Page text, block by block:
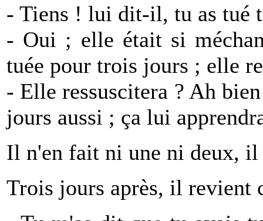
- Tiens ! lui dit-il, tu as tué
- Oui ; elle était si
tuée pour trois jours ; elle
- Elle ressuscitera ? Ah
jours aussi ; ça lui
Il n'en fait ni une ni deux, il
Trois jours après, il revient